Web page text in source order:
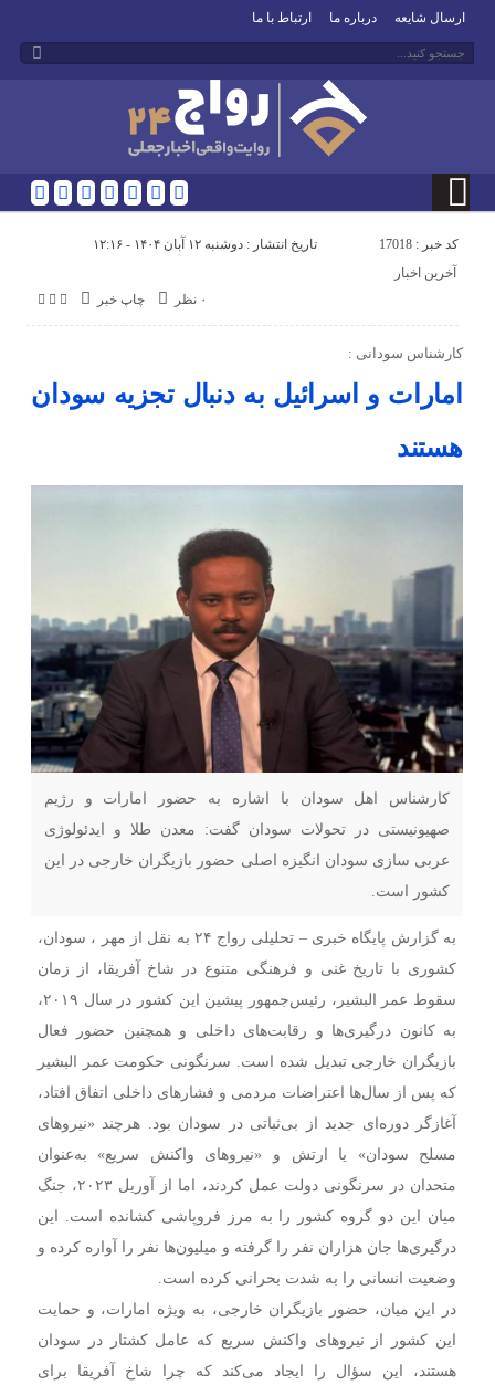
ارسال شایعه درباره ما ارتباط با ما
کد خبر : 17018 تاریخ انتشار : دوشنبه ۱۲ آبان ۱۴۰۴ - ۱۲:۱۶
چاپ خبر ۰ نظر
آخرین اخبار
کارشناس سودانی :
امارات و اسرائیل به دنبال تجزیه سودان
هستند
کارشناس اهل سودان با اشاره به حضور امارات و رژیم
صهیونیستی در تحولات سودان گفت: معدن طلا و ایدئولوژی
عربی سازی سودان انگیزه اصلی حضور بازیگران خارجی در این
کشور است.
به گزارش پایگاه خبری – تحلیلی رواج ۲۴ به نقل از مهر ، سودان،
کشوری با تاریخ غنی و فرهنگی متنوع در شاخ آفریقا، از زمان
سقوط عمر البشیر، رئیس‌جمهور پیشین این کشور در سال ۲۰۱۹،
به کانون درگیری‌ها و رقابت‌های داخلی و همچنین حضور فعال
بازیگران خارجی تبدیل شده است. سرنگونی حکومت عمر البشیر
که پس از سال‌ها اعتراضات مردمی و فشارهای داخلی اتفاق افتاد،
آغازگر دوره‌ای جدید از بی‌ثباتی در سودان بود. هرچند «نیروهای
مسلح سودان» یا ارتش و «نیروهای واکنش سریع» به‌عنوان
متحدان در سرنگونی دولت عمل کردند، اما از آوریل ۲۰۲۳، جنگ
میان این دو گروه کشور را به مرز فروپاشی کشانده است. این
درگیری‌ها جان هزاران نفر را گرفته و میلیون‌ها نفر را آواره کرده و
وضعیت انسانی را به شدت بحرانی کرده است.
در این میان، حضور بازیگران خارجی، به ویژه امارات، و حمایت
این کشور از نیروهای واکنش سریع که عامل کشتار در سودان
هستند، این سؤال را ایجاد می‌کند که چرا شاخ آفریقا برای